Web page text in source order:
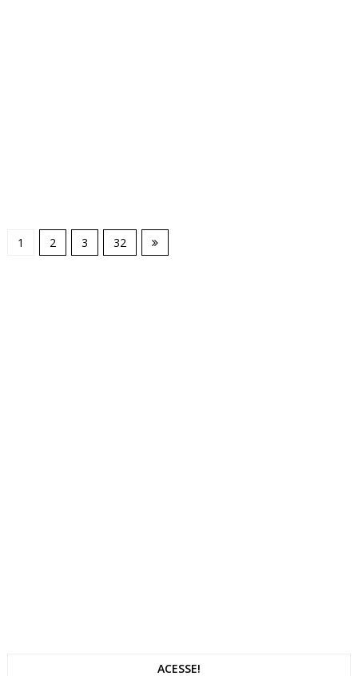
1 2 3 32
ACESSE!